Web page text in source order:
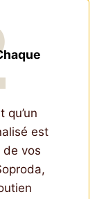
qu’un
est
de vos